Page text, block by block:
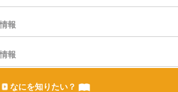
報
報
なにを知りたい？